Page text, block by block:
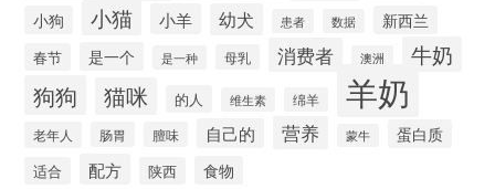
小狗 小猫 小羊 幼犬 患者 数据 新西兰
春节 是一个 是一种 母乳 消费者 澳洲 牛奶
狗狗 猫咪 的人 维生素 绵羊 羊奶
老年人 肠胃 膻味 自己的 营养 蒙牛 蛋白质
适合 配方 陕西 食物